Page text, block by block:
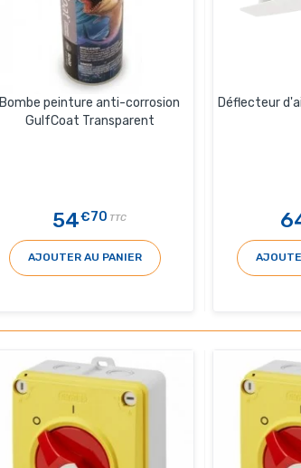
Bombe peinture anti-corrosion
GulfCoat Transparent
54€70 TTC
AJOUTER AU PANIER
Déflecteur